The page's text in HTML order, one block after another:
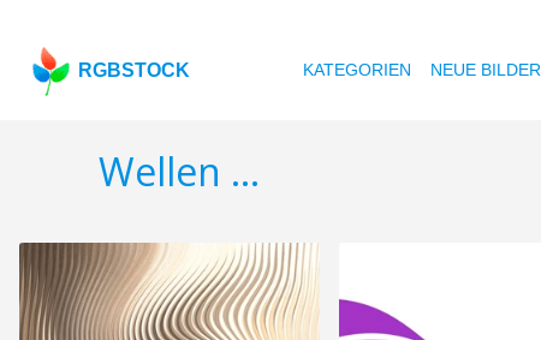
RGBSTOCK KATEGORIEN NEUE BILDER
Wellen ...